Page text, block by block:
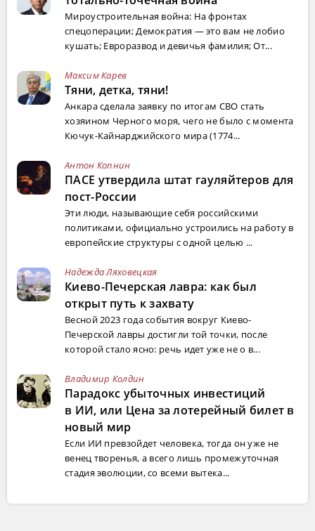
Мироустроительная война: На фронтах
спецоперации; Демократия — это вам не лобио
кушать; Евроразвод и девичья фамилия; От...
Максим Карев
Тяни, детка, тяни!
Анкара сделала заявку по итогам СВО стать
хозяином Черного моря, чего не было с момента
Кючук-Кайнарджийского мира (1774...
Антон Копнин
ПАСЕ утвердила штат гауляйтеров для
пост-России
Эти люди, называющие себя российскими
политиками, официально устроились на работу в
европейские структуры с одной целью ...
Надежда Ляховецкая
Киево-Печерская лавра: как был
открыт путь к захвату
Весной 2023 года события вокруг Киево-
Печерской лавры достигли той точки, после
которой стало ясно: речь идет уже не о в...
Владимир Колдин
Парадокс убыточных инвестиций
в ИИ, или Цена за лотерейный билет в
новый мир
Если ИИ превзойдет человека, тогда он уже не
венец творенья, а всего лишь промежуточная
стадия эволюции, со всеми вытека...